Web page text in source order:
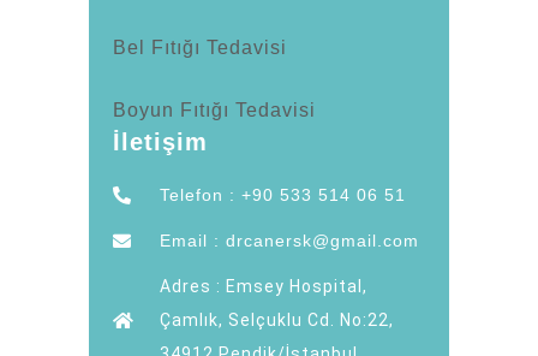
Bel Fıtığı Tedavisi
Boyun Fıtığı Tedavisi
İletişim
Telefon : +90 533 514 06 51
Email : drcanersk@gmail.com
Adres : Emsey Hospital,
Çamlık, Selçuklu Cd. No:22,